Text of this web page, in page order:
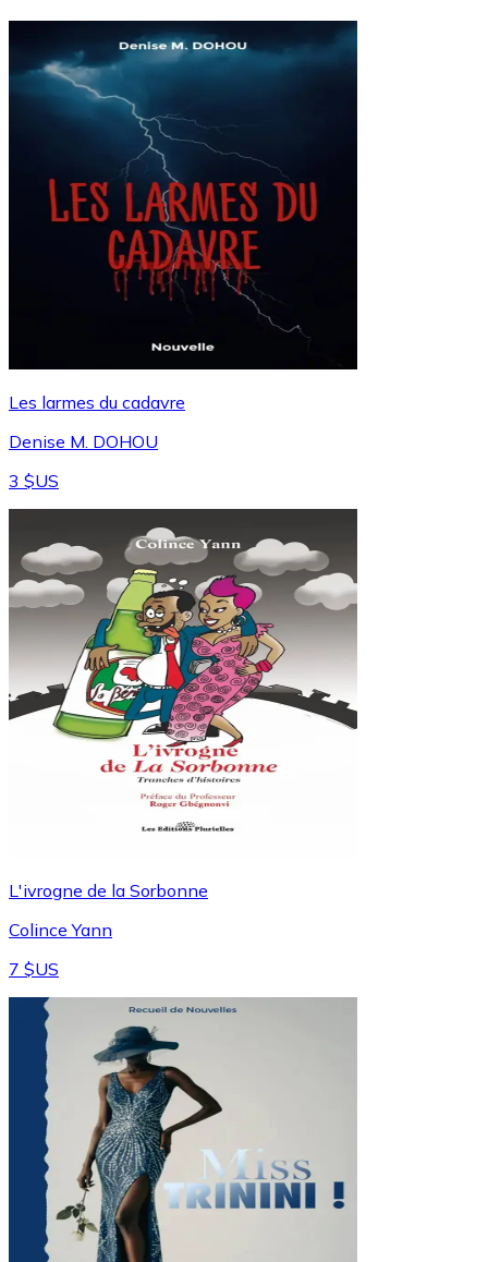
Les larmes du cadavre
Denise M. DOHOU
3 $US
L'ivrogne de la Sorbonne
Colince Yann
7 $US